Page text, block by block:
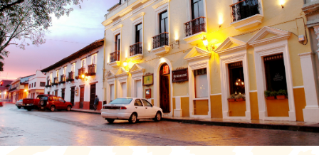
Galleria
Contattaci
Chi siamo?
It